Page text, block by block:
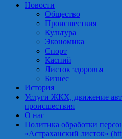
Новости
Общество
Происшествия
Культура
Экономика
Спорт
Каспий
Листок здоровья
Бизнес
История
Услуги ЖКХ, движение
происшествия
О нас
Политика обработки
«Астраханский листок»